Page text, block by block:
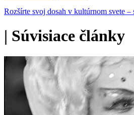
Rozšírte svoj dosah v kultúrnom svete –
| Súvisiace články